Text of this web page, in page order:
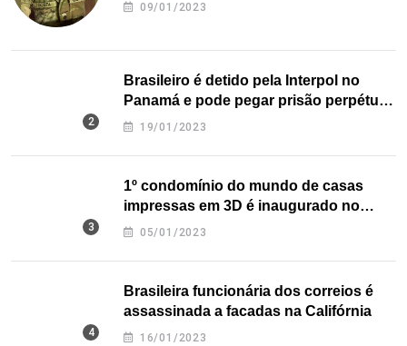
09/01/2023
Brasileiro é detido pela Interpol no
Panamá e pode pegar prisão perpétua
nos EUA
19/01/2023
1º condomínio do mundo de casas
impressas em 3D é inaugurado no
Texas
05/01/2023
Brasileira funcionária dos correios é
assassinada a facadas na Califórnia
16/01/2023